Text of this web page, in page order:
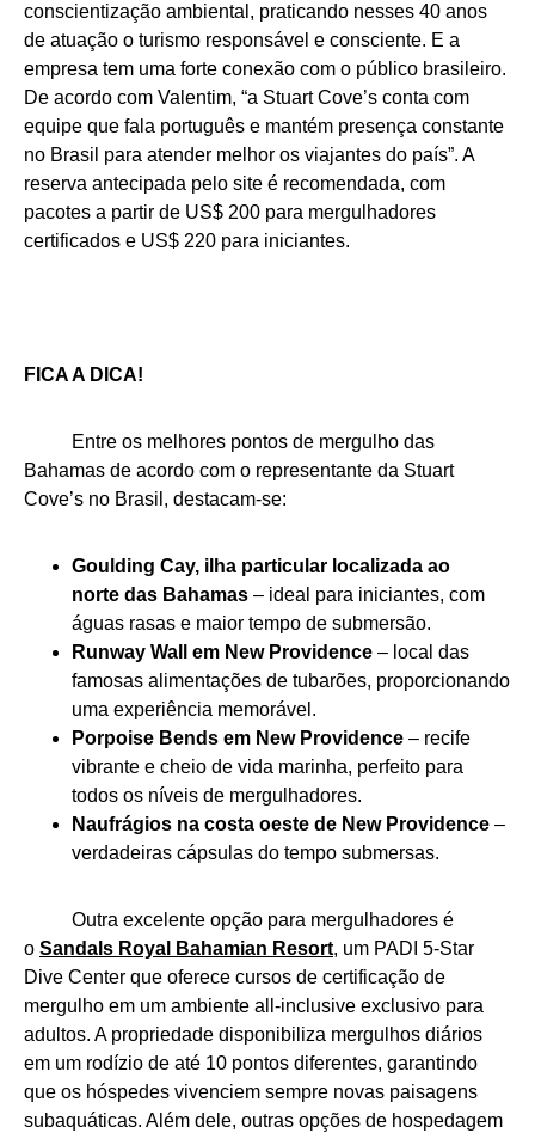
conscientização ambiental, praticando nesses 40 anos
de atuação o turismo responsável e consciente. E a
empresa tem uma forte conexão com o público brasileiro.
De acordo com Valentim, “a Stuart Cove’s conta com
equipe que fala português e mantém presença constante
no Brasil para atender melhor os viajantes do país”. A
reserva antecipada pelo site é recomendada, com
pacotes a partir de US$ 200 para mergulhadores
certificados e US$ 220 para iniciantes.
FICA A DICA!
Entre os melhores pontos de mergulho das
Bahamas de acordo com o representante da Stuart
Cove’s no Brasil, destacam-se:
Goulding Cay, ilha particular localizada ao
norte das Bahamas – ideal para iniciantes, com
águas rasas e maior tempo de submersão.
Runway Wall em New Providence – local das
famosas alimentações de tubarões, proporcionando
uma experiência memorável.
Porpoise Bends em New Providence – recife
vibrante e cheio de vida marinha, perfeito para
todos os níveis de mergulhadores.
Naufrágios na costa oeste de New Providence –
verdadeiras cápsulas do tempo submersas.
Outra excelente opção para mergulhadores é
o Sandals Royal Bahamian Resort, um PADI 5-Star
Dive Center que oferece cursos de certificação de
mergulho em um ambiente all-inclusive exclusivo para
adultos. A propriedade disponibiliza mergulhos diários
em um rodízio de até 10 pontos diferentes, garantindo
que os hóspedes vivenciem sempre novas paisagens
subaquáticas. Além dele, outras opções de hospedagem